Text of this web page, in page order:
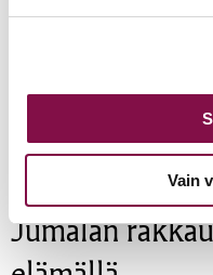
Vain
Gideonin
Puhe Gideon-
iltajuhlassa
Jumalan